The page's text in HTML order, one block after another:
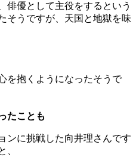
俳優として主役をするという
そうですが、天国と地獄を味
を抱くようになったそうで
たことも
ンに挑戦した向井理さんです
、